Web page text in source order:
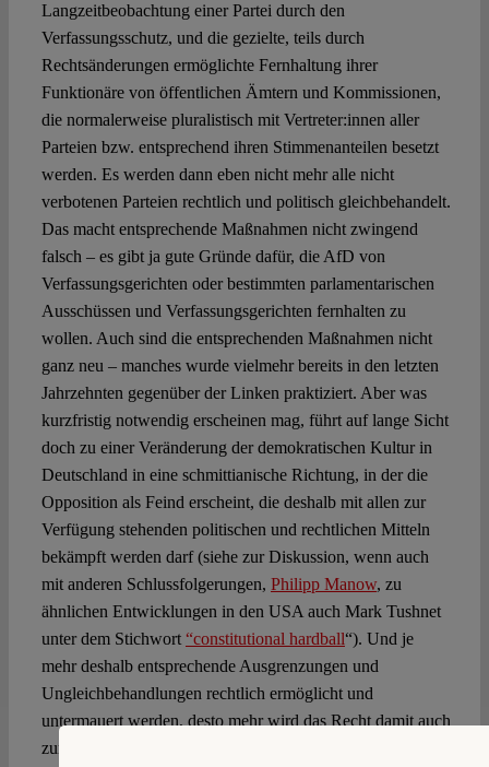
Langzeitbeobachtung einer Partei durch den
Verfassungsschutz, und die gezielte, teils durch
Rechtsänderungen ermöglichte Fernhaltung ihrer
Funktionäre von öffentlichen Ämtern und Kommissionen,
die normalerweise pluralistisch mit Vertreter:innen aller
Parteien bzw. entsprechend ihren Stimmenanteilen besetzt
werden. Es werden dann eben nicht mehr alle nicht
verbotenen Parteien rechtlich und politisch gleichbehandelt.
Das macht entsprechende Maßnahmen nicht zwingend
falsch – es gibt ja gute Gründe dafür, die AfD von
Verfassungsgerichten oder bestimmten parlamentarischen
Ausschüssen und Verfassungsgerichten fernhalten zu
wollen. Auch sind die entsprechenden Maßnahmen nicht
ganz neu – manches wurde vielmehr bereits in den letzten
Jahrzehnten gegenüber der Linken praktiziert. Aber was
kurzfristig notwendig erscheinen mag, führt auf lange Sicht
doch zu einer Veränderung der demokratischen Kultur in
Deutschland in eine schmittianische Richtung, in der die
Opposition als Feind erscheint, die deshalb mit allen zur
Verfügung stehenden politischen und rechtlichen Mitteln
bekämpft werden darf (siehe zur Diskussion, wenn auch
mit anderen Schlussfolgerungen, Philipp Manow, zu
ähnlichen Entwicklungen in den USA auch Mark Tushnet
unter dem Stichwort “constitutional hardball“). Und je
mehr deshalb entsprechende Ausgrenzungen und
Ungleichbehandlungen rechtlich ermöglicht und
untermauert werden, desto mehr wird das Recht damit auch
zum Instrument des politischen Kampfs und macht sich